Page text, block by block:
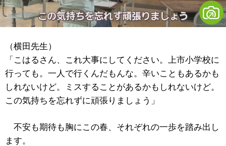
（横田先生）
「こはるさん、これ大事にしてください。上市小学校に
行っても。一人で行くんだもんな。辛いこともあるかも
しれないけど。ミスすることがあるかもしれないけど。
この気持ちを忘れずに頑張りましょう」
不安も期待も胸にこの春、それぞれの一歩を踏み出し
ます。